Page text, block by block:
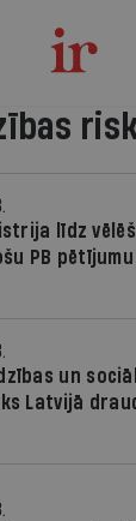
līdz
PB
un
Latvijā